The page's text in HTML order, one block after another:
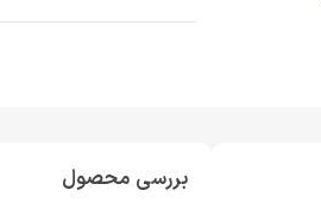
بررسی محصول